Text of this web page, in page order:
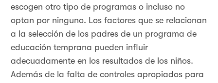
escogen otro tipo de programas o incluso no
optan por ninguno. Los factores que se relacionan
a la selección de los padres de un programa de
educación temprana pueden influir
adecuadamente en los resultados de los niños.
Además de la falta de controles apropiados para